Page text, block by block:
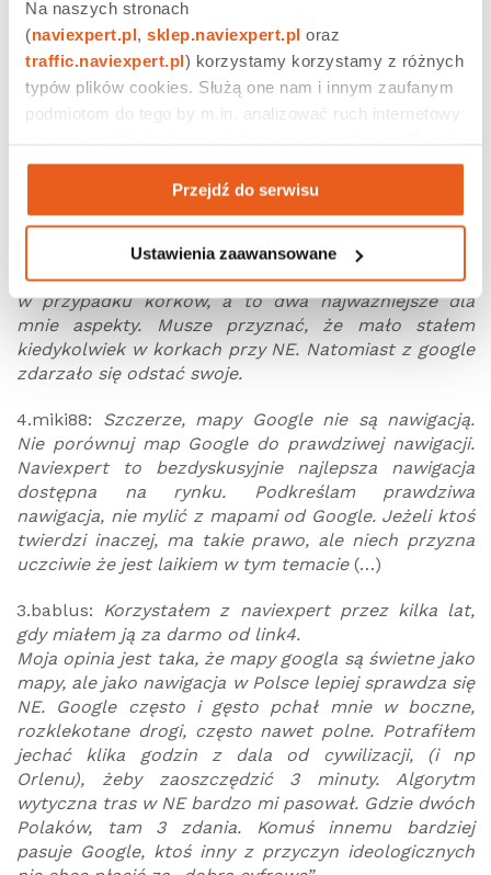
Na naszych stronach
(naviexpert.pl, sklep.naviexpert.pl
traffic.naviexpert.pl) korzystamy korzystamy z różnych
typów plików cookies. Służą one nam i innym zaufanym
podmiotom do tego by m.in. analizować ruch internetowy
aktywności na naszych stronach internetowych. Więcej
informacji znajdziesz w naszej polityce prywatności
Przejdź do serwisu
Ustawienia zaawansowane
Gambo:Oszczędność czasu i paliwa, no chyba że
ktoś jeździ tylko 1 trasę cały rok, praca – dom to
faktycznie szkoda kasy. A NE mi się zwraca w ciągu
miesiąca bo omija korki i lepiej prowadzi na wsiach,
google często wyrzucało na ślepe polne ścieżki albo
NaviExperta używam od ponad 8 lat. Sporo
jeździłem służbowo. Miałem okazje porównać google
maps z NE. I powiem, że wolałem zapłacić co roku
za licencje NE, niż używać google. Jakość
wyznaczania tras, sposób przeliczania/zmiany trasy
w przypadku korków, a to dwa najważniejsze dla
mnie aspekty. Musze przyznać, że mało stałem
kiedykolwiek w korkach przy NE. Natomiast z google
zdarzało się odstać swoje.
4.miki88: Szczerze, mapy Google nie są nawigacją.
Nie porównuj map Google do prawdziwej nawigacji.
Naviexpert to bezdyskusyjnie najlepsza nawigacja
dostępna na rynku. Podkreślam prawdziwa
nawigacja, nie mylić z mapami od Google. Jeżeli ktoś
twierdzi inaczej, ma takie prawo, ale niech przyzna
uczciwie że jest laikiem w tym temacie(…)
3.bablus: Korzystałem z naviexpert przez kilka lat,
gdy miałem ją za darmo od link4.
Moja opinia jest taka, że mapy googla są świetne jako
mapy, ale jako nawigacja w Polsce lepiej sprawdza się
NE. Google często i gęsto pchał mnie w boczne,
rozklekotane drogi, często nawet polne. Potrafiłem
jechać klika godzin z dala od cywilizacji, (i np
Orlenu), żeby zaoszczędzić 3 minuty. Algorytm
wytyczna tras w NE bardzo mi pasował. Gdzie dwóch
Polaków, tam 3 zdania. Komuś innemu bardziej
pasuje Google, ktoś inny z przyczyn ideologicznych